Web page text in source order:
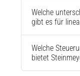
Welche
gibt es für
Welche
bietet